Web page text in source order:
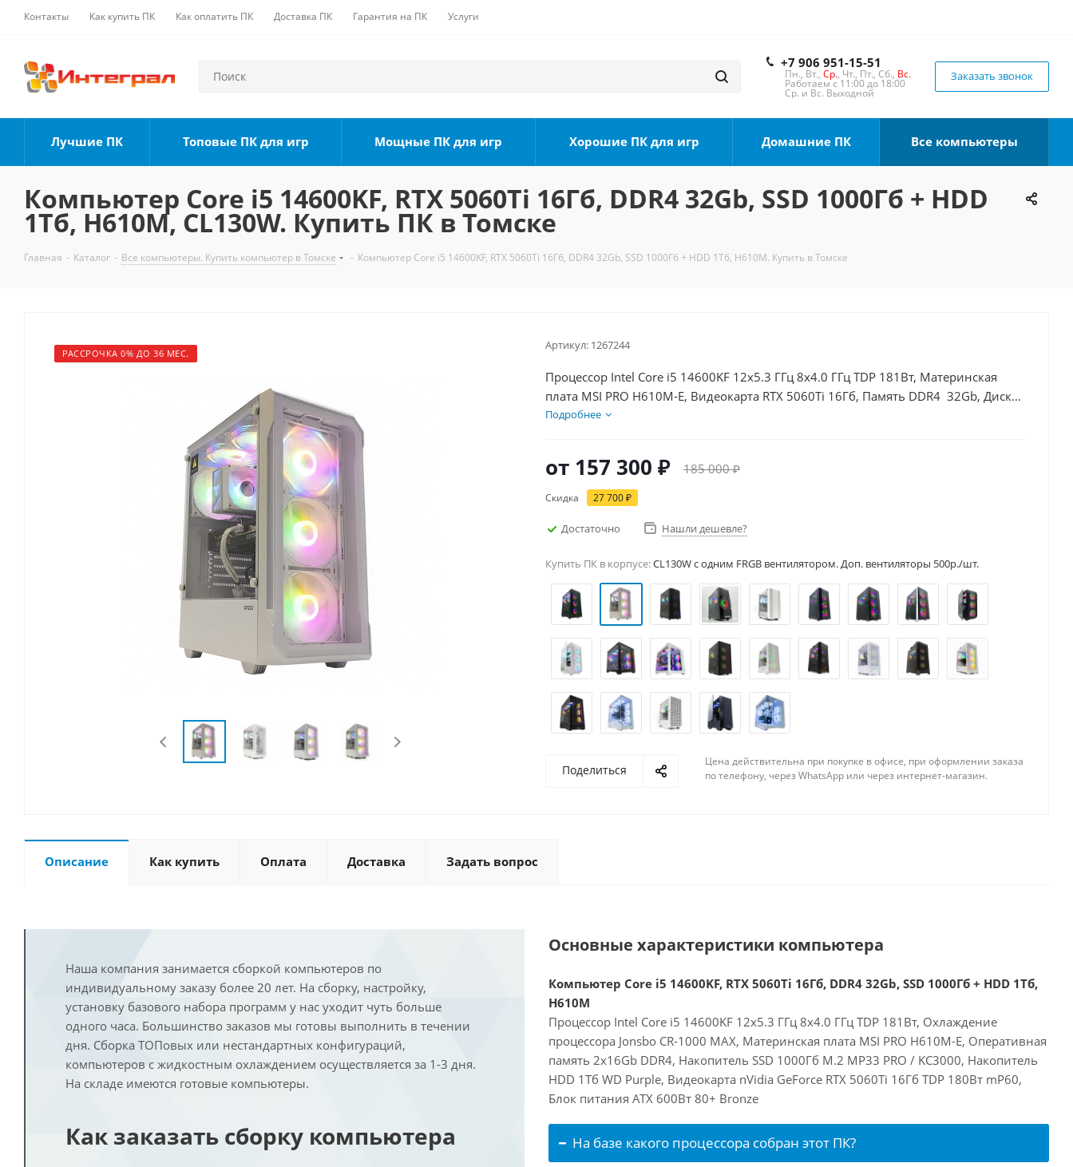
Контакты Как купить ПК Как оплатить ПК Доставка ПК Гарантия на ПК Услуги
+7 906 951-15-51
Пн., Вт., Ср., Чт., Пт., Сб., Вс.
Работаем с 11:00 до 18:00
Ср. и Вс. Выходной
Заказать звонок
Лучшие ПК Топовые ПК для игр Мощные ПК для игр Хорошие ПК для игр Домашние ПК Все компьютеры
Компьютер Core i5 14600KF, RTX 5060Ti 16Гб, DDR4 32Gb, SSD 1000Гб + HDD
1Тб, H610M, CL130W. Купить ПК в Томске
Главная - Каталог - Все компьютеры. Купить компьютер в Томске - Компьютер Core i5 14600KF, RTX 5060Ti 16Гб, DDR4 32Gb, SSD 1000Гб + HDD 1Тб, H610M. Купить в Томске
РАССРОЧКА 0% ДО 36 МЕС.
Артикул: 1267244
Процессор Intel Core i5 14600KF 12x5.3 ГГц 8x4.0 ГГц TDP 181Вт, Материнская
плата MSI PRO H610M-E, Видеокарта RTX 5060Ti 16Гб, Память DDR4 32Gb, Диски
SSD 1000Гб + HDD 1Тб, БП 600Вт
Подробнее
от 157 300 ₽ 185 000 ₽
Скидка 27 700 ₽
Достаточно Нашли дешевле?
Купить ПК в корпусе:CL130W c одним FRGB вентилятором. Доп. вентиляторы 500р./шт.
Поделиться
Цена действительна при покупке в офисе, при оформлении заказа
по телефону, через WhatsApp или через интернет-магазин.
Описание Как купить Оплата Доставка Задать вопрос
Наша компания занимается сборкой компьютеров по
индивидуальному заказу более 20 лет. На сборку, настройку,
установку базового набора программ у нас уходит чуть больше
одного часа. Большинство заказов мы готовы выполнить в течении
дня. Сборка ТОПовых или нестандартных конфигураций,
компьютеров с жидкостным охлаждением осуществляется за 1-3 дня.
На складе имеются готовые компьютеры.
Как заказать сборку компьютера
Основные характеристики компьютера
Компьютер Core i5 14600KF, RTX 5060Ti 16Гб, DDR4 32Gb, SSD 1000Гб + HDD 1Тб,
H610M
Процессор Intel Core i5 14600KF 12x5.3 ГГц 8x4.0 ГГц TDP 181Вт, Охлаждение
процессора Jonsbo CR-1000 MAX, Материнская плата MSI PRO H610M-E, Оперативная
память 2x16Gb DDR4, Накопитель SSD 1000Гб M.2 MP33 PRO / KC3000, Накопитель
HDD 1Тб WD Purple, Видеокарта nVidia GeForce RTX 5060Ti 16Гб TDP 180Вт mP60,
Блок питания ATX 600Вт 80+ Bronze
На базе какого процессора собран этот ПК?